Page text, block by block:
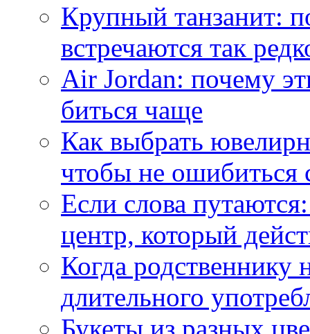
Крупный танзанит:
встречаются так
Air Jordan: почему
биться чаще
Как выбрать
чтобы не ошибиться
Если слова
центр, который
Когда
длительного